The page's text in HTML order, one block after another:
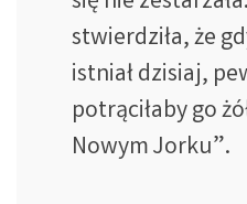
stwierdziła, że
istniał dzisiaj,
potrąciłaby go
Nowym Jorku”.